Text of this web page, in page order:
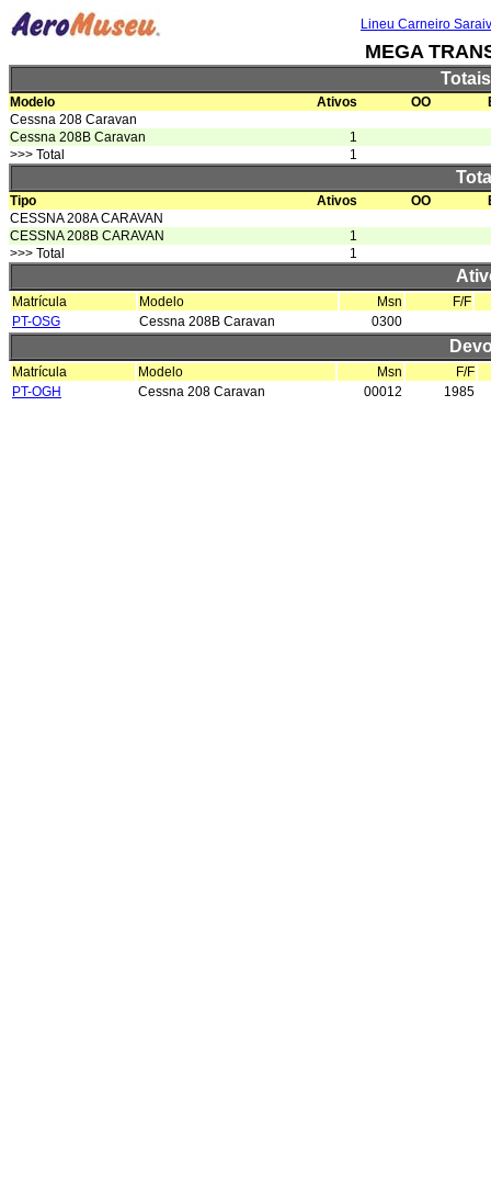
Lineu Carneiro
MEGA
Modelo Ativos OO
Cessna 208 Caravan
Cessna 208B Caravan
1
>>> Total
1
Tipo Ativos OO
CESSNA 208A CARAVAN
CESSNA 208B CARAVAN
1
>>> Total
1
Matrícula Modelo Msn
F/F
PT-OSG
Cessna 208B Caravan 0300
Matrícula Modelo Msn
F/F
PT-OGH
Cessna 208 Caravan 00012 1985